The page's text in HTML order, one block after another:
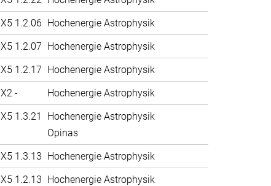
X5 1.2.06 Hochenergie Astrophysik
X5 1.2.07 Hochenergie Astrophysik
X5 1.2.17 Hochenergie Astrophysik
X2 -
Hochenergie Astrophysik
X5 1.3.21
Hochenergie Astrophysik
Opinas
X5 1.3.13 Hochenergie Astrophysik
X5 1.2.13 Hochenergie Astrophysik